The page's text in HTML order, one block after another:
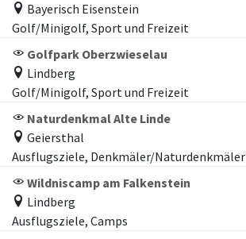
Bayerisch Eisenstein
Golf/Minigolf, Sport und Freizeit
Golfpark Oberzwieselau
Lindberg
Golf/Minigolf, Sport und Freizeit
Naturdenkmal Alte Linde
Geiersthal
Ausflugsziele, Denkmäler/Naturdenkmäler
Wildniscamp am Falkenstein
Lindberg
Ausflugsziele, Camps